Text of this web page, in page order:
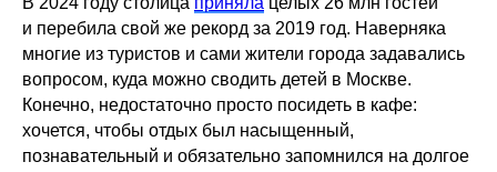
и перебила свой же рекорд за 2019 год. Наверняка
многие из туристов и сами жители города задавались
вопросом, куда можно сводить детей в Москве.
Конечно, недостаточно просто посидеть в кафе:
хочется, чтобы отдых был насыщенный,
познавательный и обязательно запомнился на долгое